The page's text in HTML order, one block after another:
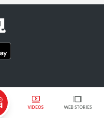
VIDEOS WEB STORIES